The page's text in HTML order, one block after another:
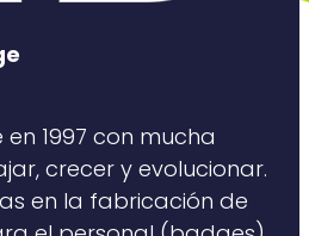
1997 con mucha
crecer y evolucionar.
en la fabricación de